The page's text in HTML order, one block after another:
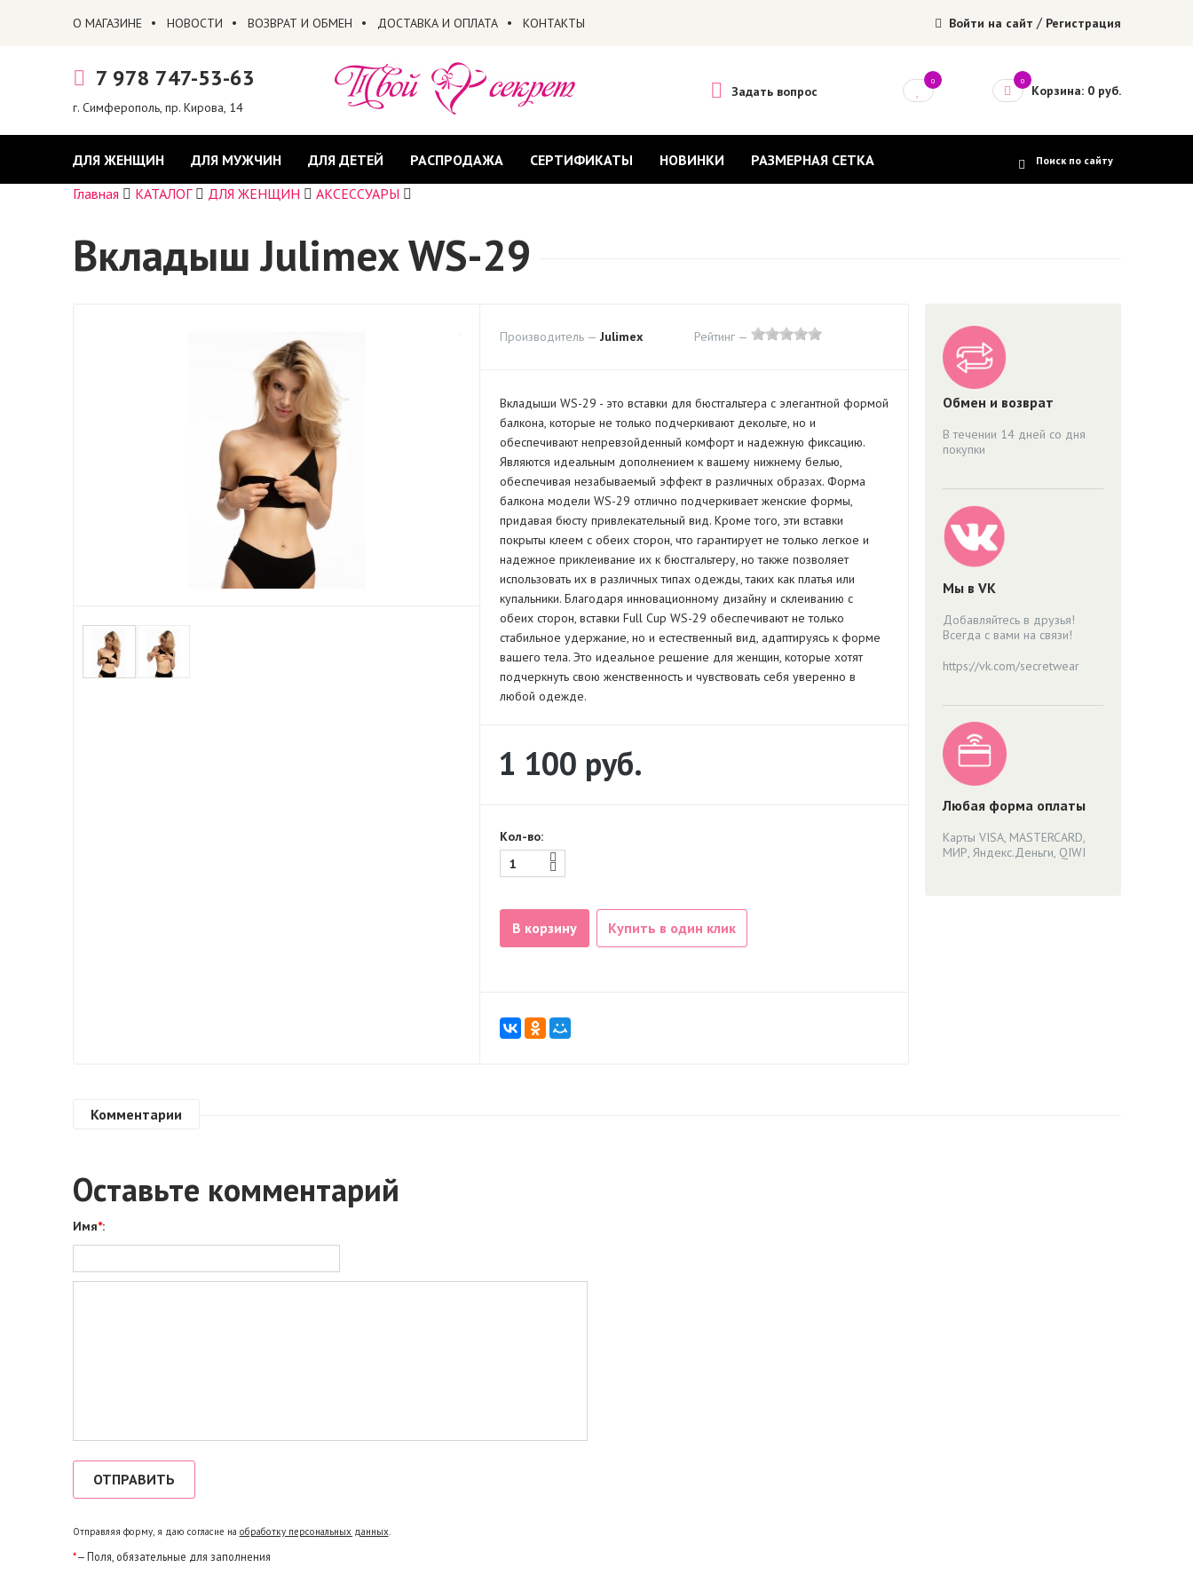
Войти на сайт / Регистрация
О МАГАЗИНЕ НОВОСТИ ВОЗВРАТ И ОБМЕН ДОСТАВКА И ОПЛАТА КОНТАКТЫ
7 978 747-53-63
г. Симферополь, пр. Кирова, 14
Задать вопрос
0 0
Корзина: 0 руб.
ДЛЯ ЖЕНЩИН ДЛЯ МУЖЧИН ДЛЯ ДЕТЕЙ РАСПРОДАЖА СЕРТИФИКАТЫ НОВИНКИ
РАЗМЕРНАЯ СЕТКА
Главная
КАТАЛОГ ДЛЯ ЖЕНЩИН АКСЕССУАРЫ
Вкладыш Julimex WS-29
Производитель — Julimex Рейтинг —
Вкладыши WS-29 - это вставки для бюстгальтера с элегантной формой
балкона, которые не только подчеркивают декольте, но и
обеспечивают непревзойденный комфорт и надежную фиксацию.
Являются идеальным дополнением к вашему нижнему белью,
обеспечивая незабываемый эффект в различных образах. Форма
балкона модели WS-29 отлично подчеркивает женские формы,
придавая бюсту привлекательный вид. Кроме того, эти вставки
покрыты клеем с обеих сторон, что гарантирует не только легкое и
надежное приклеивание их к бюстгальтеру, но также позволяет
использовать их в различных типах одежды, таких как платья или
купальники. Благодаря инновационному дизайну и склеиванию с
обеих сторон, вставки Full Cup WS-29 обеспечивают не только
стабильное удержание, но и естественный вид, адаптируясь к форме
вашего тела. Это идеальное решение для женщин, которые хотят
подчеркнуть свою женственность и чувствовать себя уверенно в
любой одежде.
1 100 руб.
Кол-во:
В корзину Купить в один клик
Обмен и возврат
В течении 14 дней со дня
покупки
Мы в VK
Добавляйтесь в друзья!
Всегда с вами на связи!
https://vk.com/secretwear
Любая форма оплаты
Карты VISA, MASTERCARD,
МИР, Яндекс.Деньги, QIWI
Комментарии
Оставьте комментарий
Имя*:
Отправляя форму, я даю согласие на обработку персональных данных.
*— Поля, обязательные для заполнения